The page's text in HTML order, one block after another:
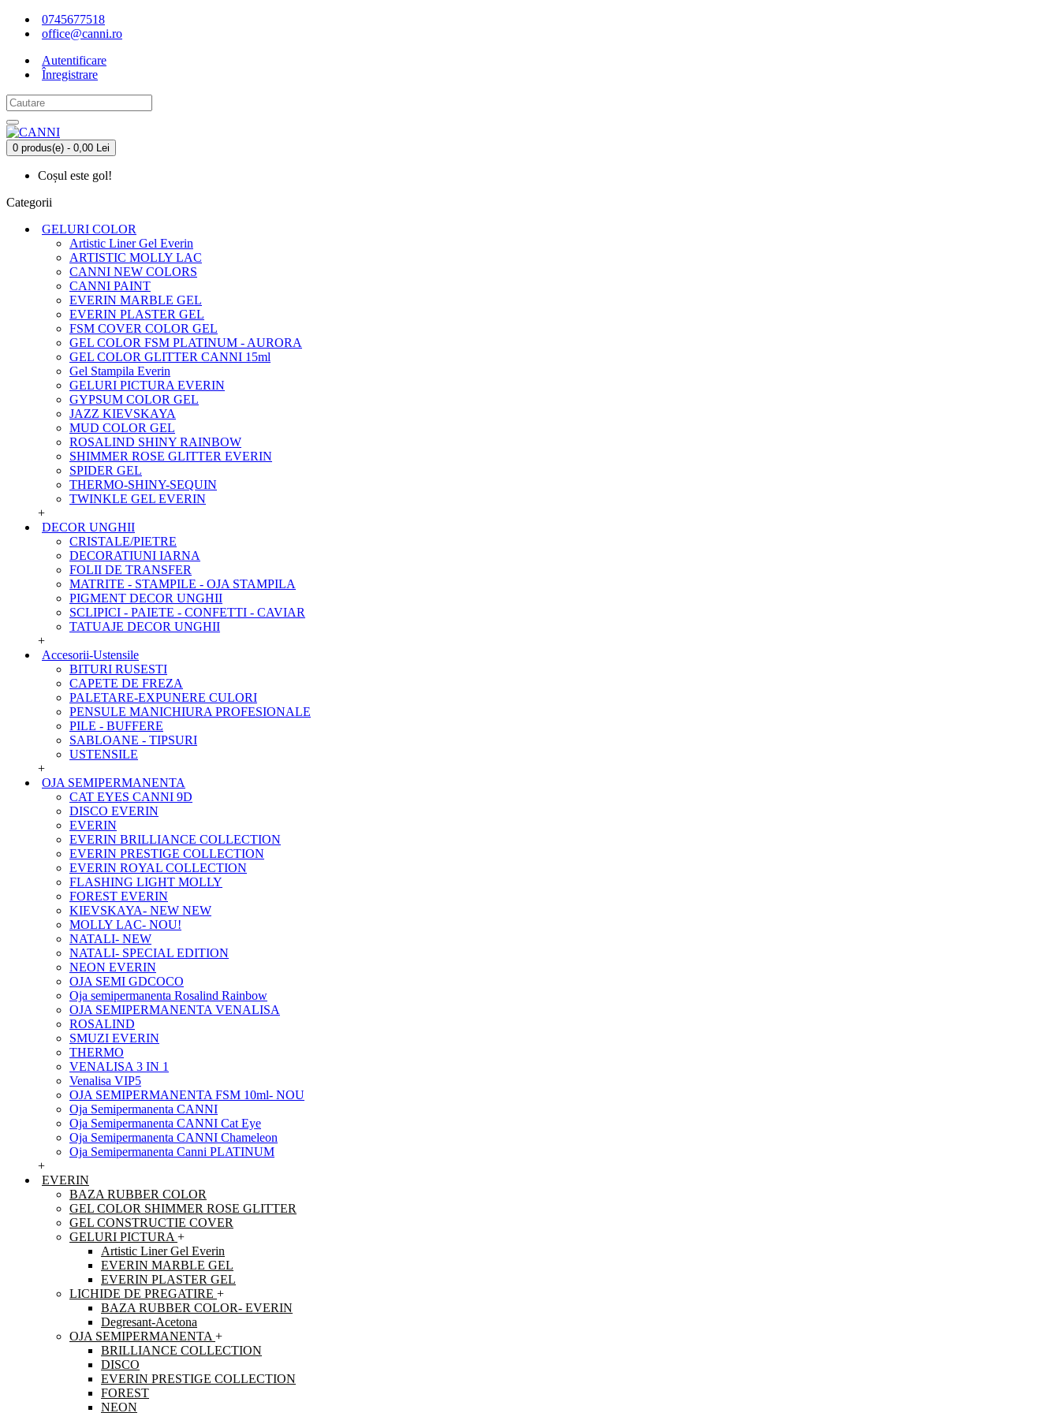
0745677518
office@canni.ro
Autentificare
Înregistrare
0 produs(e) - 0,00 Lei
Coșul este gol!
Categorii
GELURI COLOR
Artistic Liner Gel Everin
ARTISTIC MOLLY LAC
CANNI NEW COLORS
CANNI PAINT
EVERIN MARBLE GEL
EVERIN PLASTER GEL
FSM COVER COLOR GEL
GEL COLOR FSM PLATINUM - AURORA
GEL COLOR GLITTER CANNI 15ml
Gel Stampila Everin
GELURI PICTURA EVERIN
GYPSUM COLOR GEL
JAZZ KIEVSKAYA
MUD COLOR GEL
ROSALIND SHINY RAINBOW
SHIMMER ROSE GLITTER EVERIN
SPIDER GEL
THERMO-SHINY-SEQUIN
TWINKLE GEL EVERIN
+
DECOR UNGHII
CRISTALE/PIETRE
DECORATIUNI IARNA
FOLII DE TRANSFER
MATRITE - STAMPILE - OJA STAMPILA
PIGMENT DECOR UNGHII
SCLIPICI - PAIETE - CONFETTI - CAVIAR
TATUAJE DECOR UNGHII
+
Accesorii-Ustensile
BITURI RUSESTI
CAPETE DE FREZA
PALETARE-EXPUNERE CULORI
PENSULE MANICHIURA PROFESIONALE
PILE - BUFFERE
SABLOANE - TIPSURI
USTENSILE
+
OJA SEMIPERMANENTA
CAT EYES CANNI 9D
DISCO EVERIN
EVERIN
EVERIN BRILLIANCE COLLECTION
EVERIN PRESTIGE COLLECTION
EVERIN ROYAL COLLECTION
FLASHING LIGHT MOLLY
FOREST EVERIN
KIEVSKAYA- NEW NEW
MOLLY LAC- NOU!
NATALI- NEW
NATALI- SPECIAL EDITION
NEON EVERIN
OJA SEMI GDCOCO
Oja semipermanenta Rosalind Rainbow
OJA SEMIPERMANENTA VENALISA
ROSALIND
SMUZI EVERIN
THERMO
VENALISA 3 IN 1
Venalisa VIP5
OJA SEMIPERMANENTA FSM 10ml- NOU
Oja Semipermanenta CANNI
Oja Semipermanenta CANNI Cat Eye
Oja Semipermanenta CANNI Chameleon
Oja Semipermanenta Canni PLATINUM
+
EVERIN
BAZA RUBBER COLOR
GEL COLOR SHIMMER ROSE GLITTER
GEL CONSTRUCTIE COVER
GELURI PICTURA +
Artistic Liner Gel Everin
EVERIN MARBLE GEL
EVERIN PLASTER GEL
LICHIDE DE PREGATIRE +
BAZA RUBBER COLOR- EVERIN
Degresant-Acetona
OJA SEMIPERMANENTA +
BRILLIANCE COLLECTION
DISCO
EVERIN PRESTIGE COLLECTION
FOREST
NEON